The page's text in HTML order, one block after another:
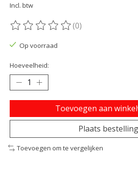
Incl. btw
De beoordeling van dit product is
(0)
Op voorraad
Hoeveelheid:
Toevoegen aan
Plaats bestelling
Toevoegen om te vergelijken